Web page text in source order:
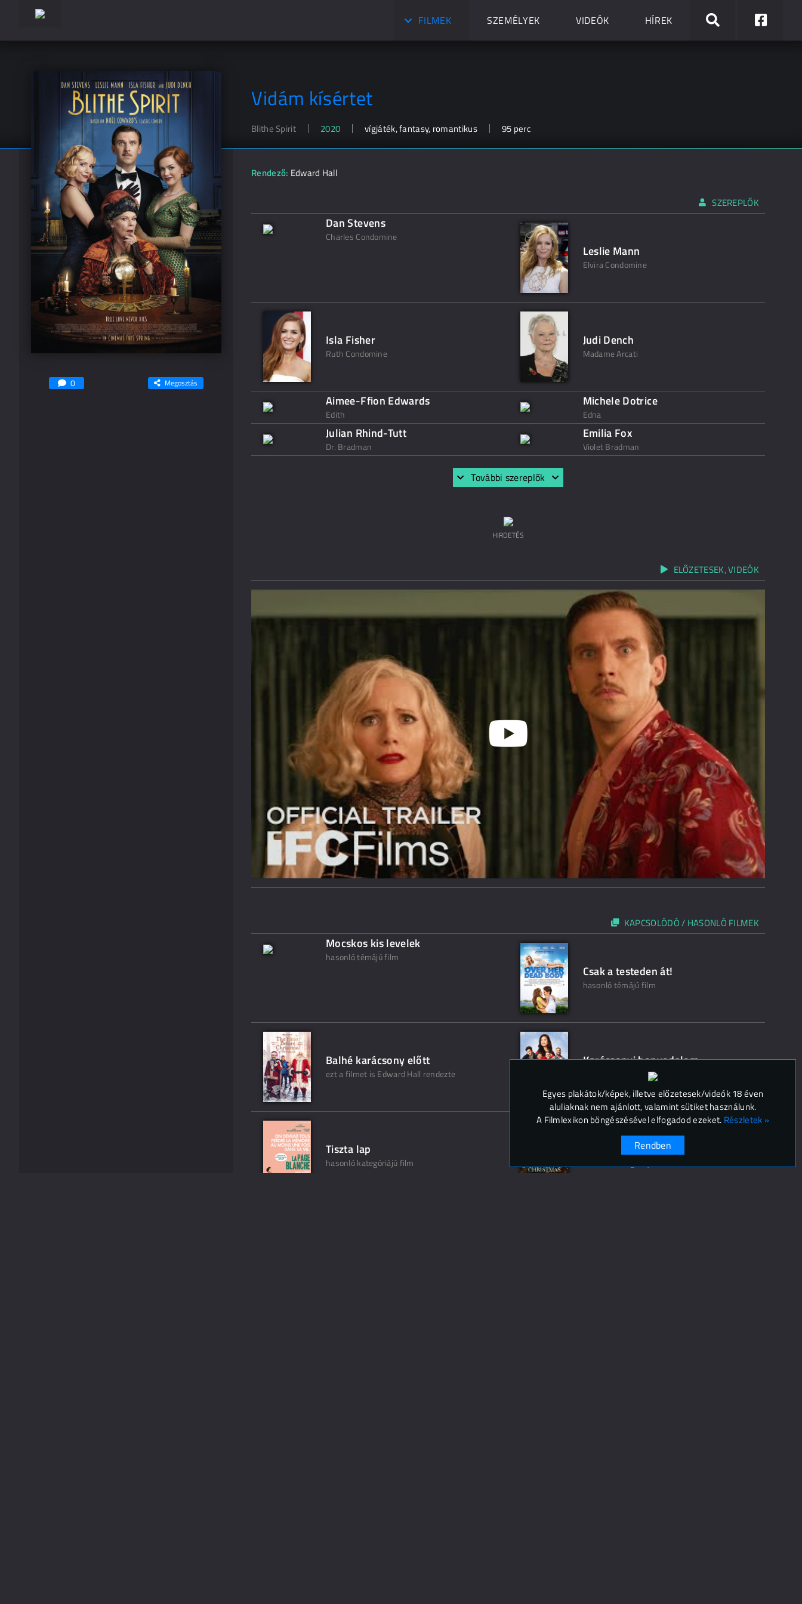
FILMEK SZEMÉLYEK VIDEÓK HÍREK
Vidám kísértet
Blithe Spirit 2020 vígjáték, fantasy, romantikus 95 perc
0 Megosztás
Rendező: Edward Hall
SZEREPLŐK
Dan Stevens
Charles Condomine
Leslie Mann
Elvira Condomine
Isla Fisher
Ruth Condomine
Judi Dench
Madame Arcati
Aimee-Ffion Edwards
Edith
Michele Dotrice
Edna
Julian Rhind-Tutt
Dr. Bradman
Emilia Fox
Violet Bradman
További szereplők
HIRDETÉS
ELŐZETESEK, VIDEÓK
KAPCSOLÓDÓ / HASONLÓ FILMEK
Mocskos kis levelek
hasonló témájú film
Csak a testeden át!
hasonló témájú film
Balhé karácsony előtt
ezt a filmet is Edward Hall rendezte
Karácsonyi bonyodalom
hasonló kategóriájú film
Tiszta lap
hasonló kategóriájú film
A Timeless Christmas
Egyes plakátok/képek, illetve előzetesek/videók 18 éven
aluliaknak nem ajánlott, valamint sütiket használunk.
A Filmlexikon böngészésével elfogadod ezeket. Részletek »
Rendben